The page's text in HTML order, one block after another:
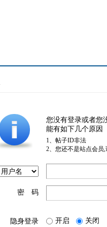
您没有登录或者您
能有如下几个原因
1、帖子ID非法
2、您还不是站点会员
密 码
隐身登录 开启 关闭